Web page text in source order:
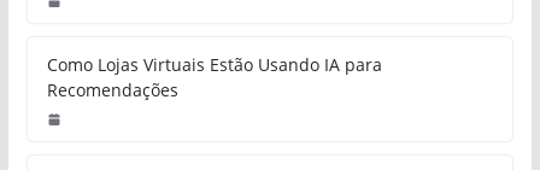
Como Lojas Virtuais Estão Usando IA para
Recomendações